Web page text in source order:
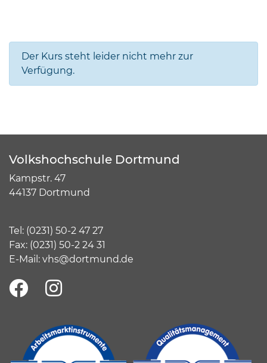
Der Kurs steht leider nicht mehr zur
Verfügung.
Volkshochschule Dortmund
Kampstr. 47
44137 Dortmund
Tel: (0231) 50-2 47 27
Fax: (0231) 50-2 24 31
E-Mail: vhs@dortmund.de